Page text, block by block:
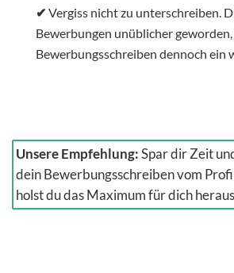
✔ Vergiss nicht zu unterschreiben.
Bewerbungen unüblicher
Bewerbungsschreiben dennoch ein
Unsere Empfehlung:Spar dir Zeit
dein Bewerbungsschreiben vom
holst du das Maximum für dich